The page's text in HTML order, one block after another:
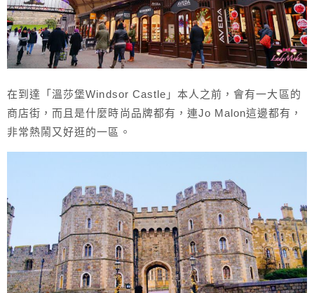
在到達「溫莎堡Windsor Castle」本人之前，會有一大區的
商店街，而且是什麼時尚品牌都有，連Jo Malon這邊都有，
非常熱鬧又好逛的一區。